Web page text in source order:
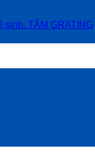
TẤM GRATING